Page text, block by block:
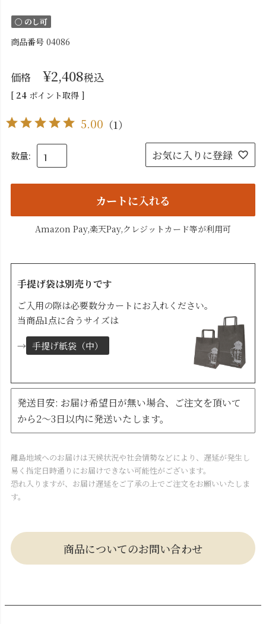
〇 のし可
商品番号 04086
価格 ¥2,408税込
[ 24 ポイント取得 ]
5.00 （1）
お気に入りに登録
カートに入れる
Amazon Pay,楽天Pay,クレジットカード等が利用可
手提げ袋は別売りです
ご入用の際は必要数分カートにお入れください。
当商品1点に合うサイズは
→ 手提げ紙袋（中）
発送目安: お届け希望日が無い場合、ご注文を頂いて
から2～3日以内に発送いたします。
離島地域へのお届けは天候状況や社会情勢などにより、遅延が発生し
易く指定日時通りにお届けできない可能性がございます。
恐れ入りますが、お届け遅延をご了承の上でご注文をお願いいたしま
す。
商品についてのお問い合わせ